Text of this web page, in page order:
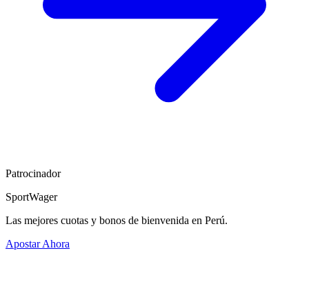
Patrocinador
SportWager
Las mejores cuotas y bonos de bienvenida en Perú.
Apostar Ahora